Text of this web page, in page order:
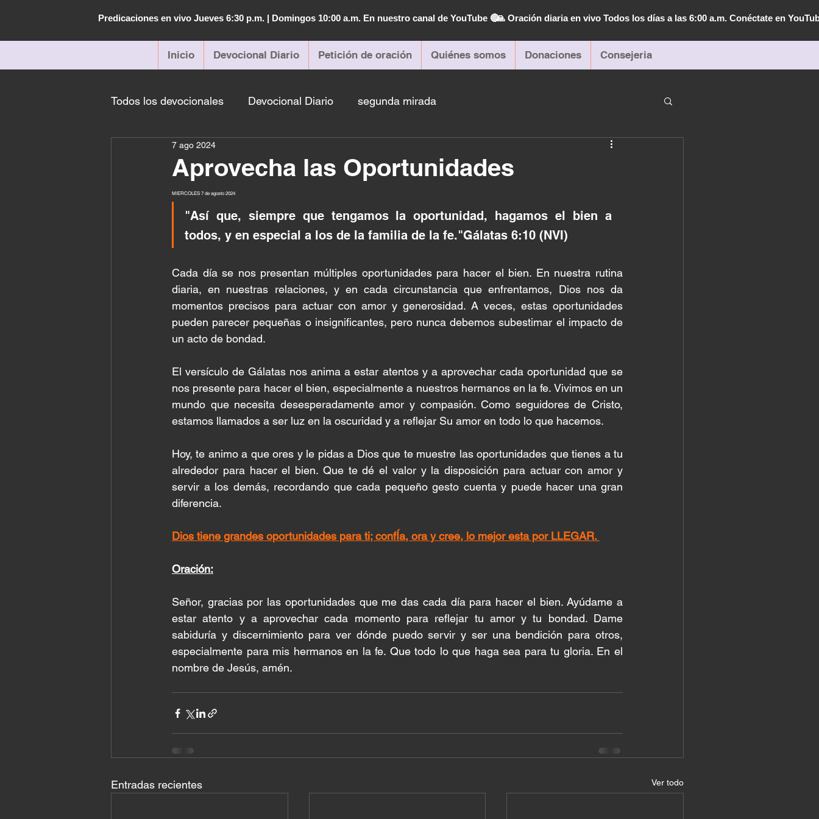
Predicaciones en vivo Jueves 6:30 p.m. | Domingos 10:00 a.m. En nuestro canal de YouTube 🔴🙏 Oración diaria en vivo Todos los días a las 6:00 a.m. Conéctate en
Inicio Devocional Diario Petición de oración Quiénes somos Donaciones Consejeria
Todos los devocionales Devocional Diario segunda mirada
Aprovecha las Oportunidades
7 ago 2024
MIERCOLES 7 de agosto 2024
"Así que, siempre que tengamos la oportunidad, hagamos el bien a
todos, y en especial a los de la familia de la fe."Gálatas 6:10 (NVI)
Cada día se nos presentan múltiples oportunidades para hacer el bien. En nuestra rutina
diaria, en nuestras relaciones, y en cada circunstancia que enfrentamos, Dios nos da
momentos precisos para actuar con amor y generosidad. A veces, estas oportunidades
pueden parecer pequeñas o insignificantes, pero nunca debemos subestimar el impacto de
un acto de bondad.
El versículo de Gálatas nos anima a estar atentos y a aprovechar cada oportunidad que se
nos presente para hacer el bien, especialmente a nuestros hermanos en la fe. Vivimos en un
mundo que necesita desesperadamente amor y compasión. Como seguidores de Cristo,
estamos llamados a ser luz en la oscuridad y a reflejar Su amor en todo lo que hacemos.
Hoy, te animo a que ores y le pidas a Dios que te muestre las oportunidades que tienes a tu
alrededor para hacer el bien. Que te dé el valor y la disposición para actuar con amor y
servir a los demás, recordando que cada pequeño gesto cuenta y puede hacer una gran
diferencia.
Dios tiene grandes oportunidades para ti; confÍa, ora y cree, lo mejor esta por LLEGAR.
Oración:
Señor, gracias por las oportunidades que me das cada día para hacer el bien. Ayúdame a
estar atento y a aprovechar cada momento para reflejar tu amor y tu bondad. Dame
sabiduría y discernimiento para ver dónde puedo servir y ser una bendición para otros,
especialmente para mis hermanos en la fe. Que todo lo que haga sea para tu gloria. En el
nombre de Jesús, amén.
Entradas recientes Ver todo